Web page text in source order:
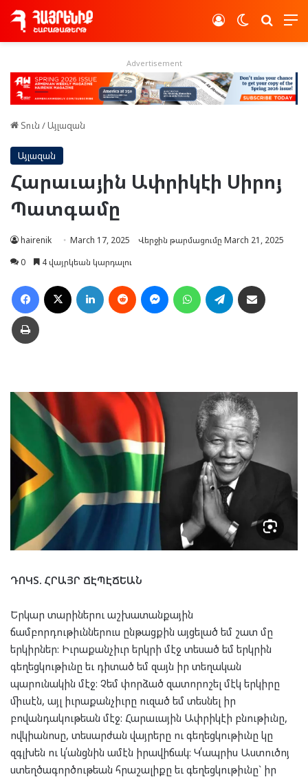
Switch skin
Log In
Advertisement
Տուն /Այլազան
Այլազան
Հարաւային Ափրիկէի Սիրոյ
Պատգամը
hairenik March 17, 2025
Վերջին թարմացումը March 21, 2025
0
4 վայրկեան կարդալու
Facebook LinkedIn Reddit MessengerWhatsAppTelegram
Տպել
ԴՈԿՏ. ՀՐԱՅՐ ՃԷՊԷՃԵԱՆ
Երկար տարիներու աշխատանքային
ճամբորդութիւններուս ընթացքին այցելած եմ շատ մը
երկիրներ: Իւրաքանչիւր երկրի մէջ տեսած եմ երկրին
գեղեցկութիւնը եւ դիտած եմ զայն իր տեղական
պարունակին մէջ: Չեմ փորձած զատորոշել մէկ երկիրը
միւսէն, այլ իւրաքանչիւրը ուզած եմ տեսնել իր
բովանդակութեան մէջ: Հարաւային Ափրիկէի բնութիւնը,
ովկիանոսը, տեսարժան վայրերը ու գեղեցկութիւնը կը
զգլխեն ու կ՛անցնին ամէն իրավիճակ: Կ՛ապրիս Աստուծոյ
ստեղծագործութեան հրաշալիքը եւ գեղեցկութիւնը` իր